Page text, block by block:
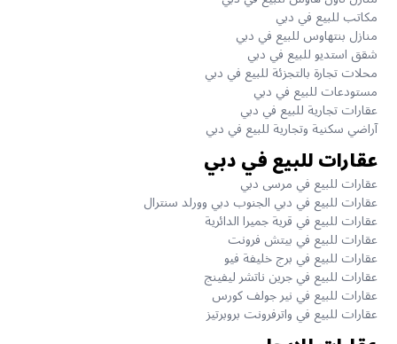
مكاتب للبيع في دبي
منازل بنتهاوس للبيع في دبي
شقق استديو للبيع في دبي
محلات تجارة بالتجزئة للبيع في دبي
مستودعات للبيع في دبي
عقارات تجارية للبيع في دبي
آراضي سكنية وتجارية للبيع في دبي
عقارات للبيع في دبي
عقارات للبيع في مرسى دبي
عقارات للبيع في دبي الجنوب دبي وورلد سنترال
عقارات للبيع في قرية جميرا الدائرية
عقارات للبيع في بيتش فرونت
عقارات للبيع في برج خليفة فيو
عقارات للبيع في جرين ناتشر ليفينج
عقارات للبيع في نير جولف كورس
عقارات للبيع في واترفرونت بروبرتيز